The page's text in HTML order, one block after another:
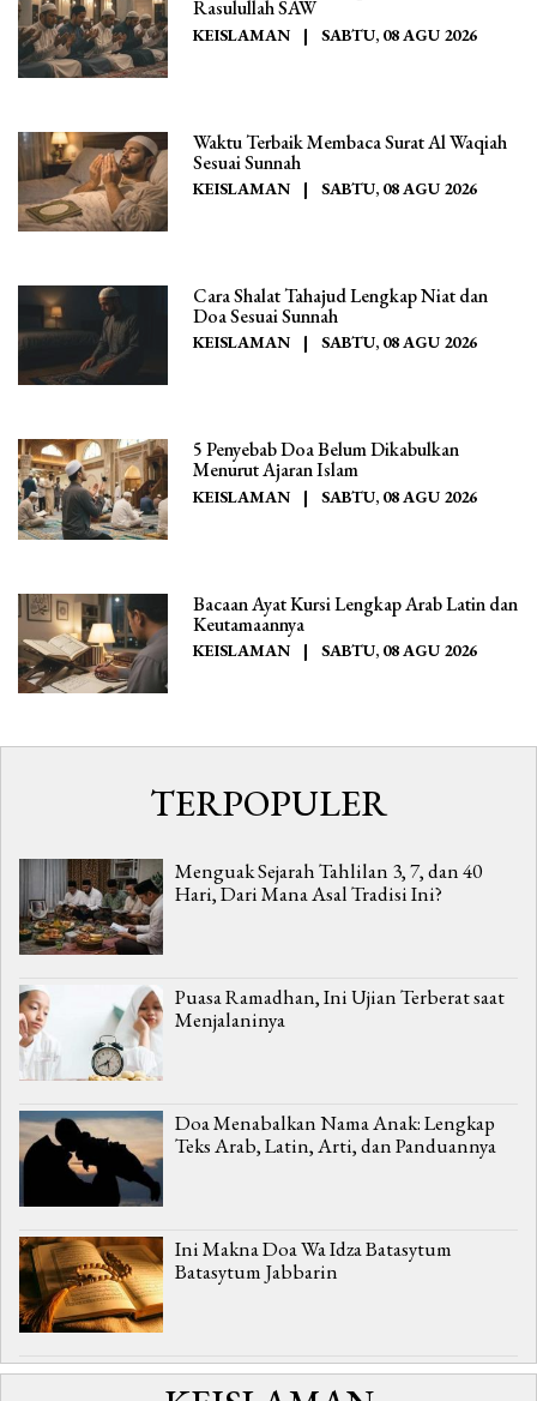
Rasulullah SAW
KEISLAMAN | SABTU, 08 AGU 2026
Waktu Terbaik Membaca Surat Al Waqiah
Sesuai Sunnah
KEISLAMAN | SABTU, 08 AGU 2026
Cara Shalat Tahajud Lengkap Niat dan
Doa Sesuai Sunnah
KEISLAMAN | SABTU, 08 AGU 2026
5 Penyebab Doa Belum Dikabulkan
Menurut Ajaran Islam
KEISLAMAN | SABTU, 08 AGU 2026
Bacaan Ayat Kursi Lengkap Arab Latin dan
Keutamaannya
KEISLAMAN | SABTU, 08 AGU 2026
TERPOPULER
Menguak Sejarah Tahlilan 3, 7, dan 40
Hari, Dari Mana Asal Tradisi Ini?
Puasa Ramadhan, Ini Ujian Terberat saat
Menjalaninya
Doa Menabalkan Nama Anak: Lengkap
Teks Arab, Latin, Arti, dan Panduannya
Ini Makna Doa Wa Idza Batasytum
Batasytum Jabbarin